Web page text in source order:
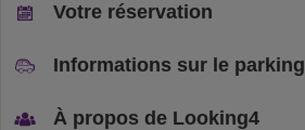
Votre réservation
Informations sur le parking
À propos de Looking4